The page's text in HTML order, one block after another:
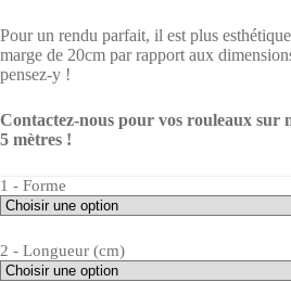
Pour un rendu parfait, il est plus
marge de 20cm par rapport aux
pensez-y !
Contactez-nous pour vos rouleaux sur
5 mètres !
1 - Forme
2 - Longueur (cm)